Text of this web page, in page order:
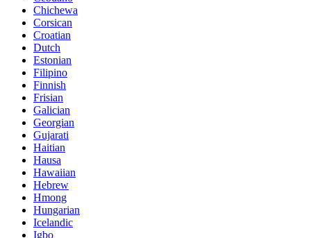
Chichewa
Corsican
Croatian
Dutch
Estonian
Filipino
Finnish
Frisian
Galician
Georgian
Gujarati
Haitian
Hausa
Hawaiian
Hebrew
Hmong
Hungarian
Icelandic
Igbo